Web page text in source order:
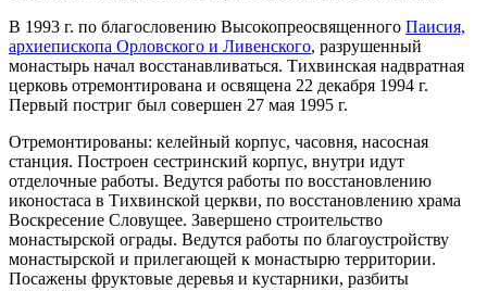
В 1993 г. по благословению Высокопреосвященного Паисия,
архиепископа Орловского и Ливенского, разрушенный
монастырь начал восстанавливаться. Тихвинская надвратная
церковь отремонтирована и освящена 22 декабря 1994 г.
Первый постриг был совершен 27 мая 1995 г.
Отремонтированы: келейный корпус, часовня, насосная
станция. Построен сестринский корпус, внутри идут
отделочные работы. Ведутся работы по восстановлению
иконостаса в Тихвинской церкви, по восстановлению храма
Воскресение Словущее. Завершено строительство
монастырской ограды. Ведутся работы по благоустройству
монастырской и прилегающей к монастырю территории.
Посажены фруктовые деревья и кустарники, разбиты